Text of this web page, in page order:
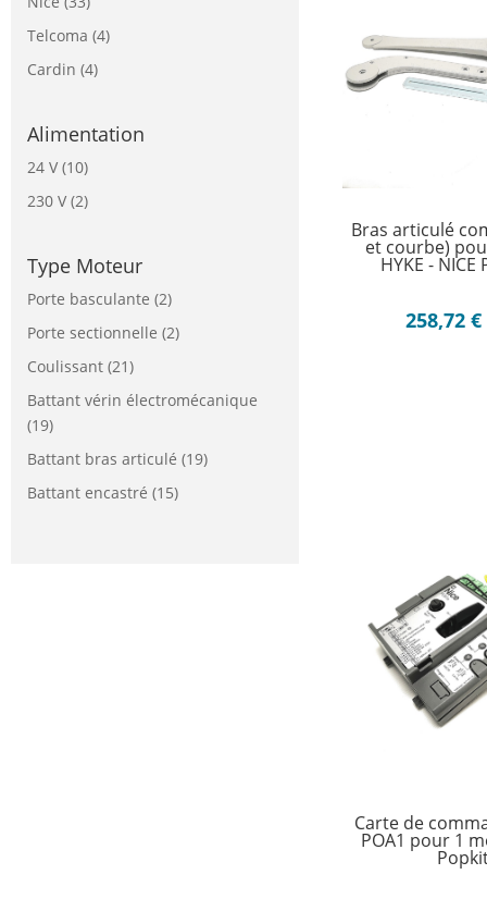
Telcoma (4)
Cardin (4)
Alimentation
24 V (10)
230 V (2)
Type Moteur
Porte basculante (2)
Porte sectionnelle (2)
Coulissant (21)
Battant vérin électromécanique
(19)
Battant bras articulé (19)
Battant encastré (15)
Bras articulé
et courbe)
HYKE - NICE
258,72€
Carte de
POA1 pour 1